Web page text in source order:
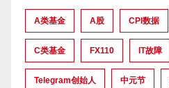
A类基金 A股 CPI数据
C类基金 FX110 IT故障
Telegram创始人 中元节